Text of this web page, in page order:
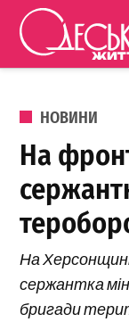
Перейти до вмісту
НОВИНИ
На
На
сержантка
бригади